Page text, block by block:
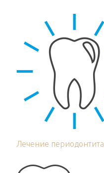
Лечение периодонтита